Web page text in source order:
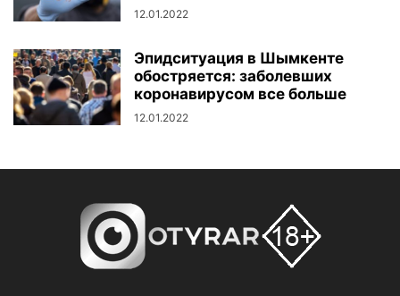
12.01.2022
Эпидситуация в Шымкенте
обостряется: заболевших
коронавирусом все больше
12.01.2022